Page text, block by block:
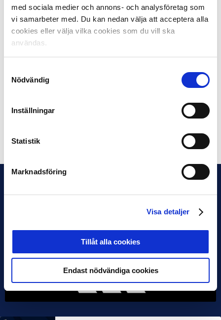
med sociala medier och annons- och analysföretag som
vi samarbeter med. Du kan nedan välja att acceptera alla
cookies eller välja vilka cookies som du vill ska
användas.
Nödvändig
Inställningar
Statistik
Marknadsföring
Visa detaljer
Tillåt alla cookies
Endast nödvändiga cookies
Andreas Lidén (Sundsvalls Tidning), Linus Petersson
(GP), Hector Junelind (GT), Christian Ahlin (Värnamo
Nyheter), Raul Valencia Lopez (Unibet), Victor Laag
(Smålandsposten), Johan Orrenius (Offside), Jonas
Nyheter), Thomas Hasselgren (SEF), Phillip Trollér (GP),
Fans/FanTV)
Dela på Twitter